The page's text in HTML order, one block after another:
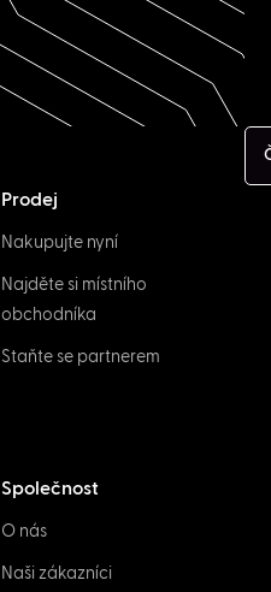
Prodej
Nakupujte nyní
Najděte si místního
obchodníka
Staňte se partnerem
Společnost
O nás
Naši zákazníci